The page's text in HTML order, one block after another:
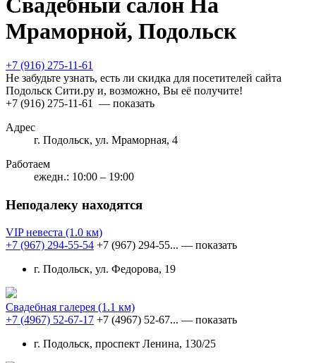
Мраморной, Подольск
+7 (916) 275-11-61
Не забудьте узнать, есть ли скидка для посетителей сайта
Подольск Сити.ру и, возможно, Вы её получите!
+7 (916) 275-11-61
— показать
Адрес
г. Подольск, ул. Мраморная, 4
Работаем
ежедн.: 10:00 – 19:00
Неподалеку находятся
VIP невеста (1.0 км)
+7 (967) 294-55-54 +7 (967) 294-55... — показать
г. Подольск, ул. Федорова, 19
Свадебная галерея (1.1 км)
+7 (4967) 52-67-17 +7 (4967) 52-67... — показать
г. Подольск, проспект Ленина, 130/25